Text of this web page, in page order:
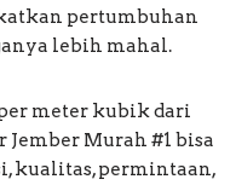
pertumbuhan
lebih mahal.
meter kubik dari
Jember Murah #1 bisa
kualitas, permintaan,